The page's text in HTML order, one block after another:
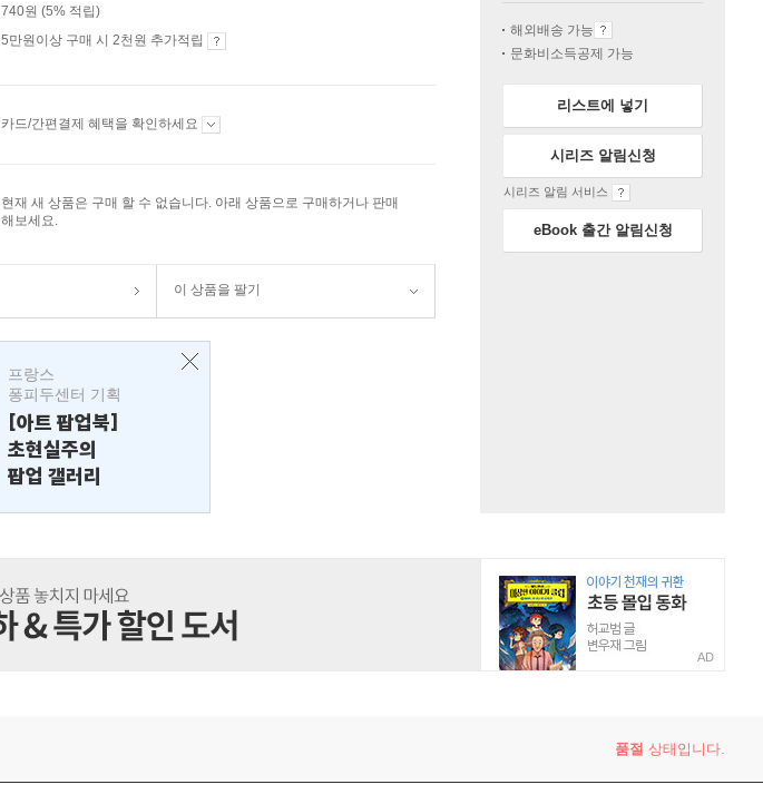
740원 (5% 적립)
5만원이상 구매 시 2천원 추가적립
카드/간편결제 혜택을 확인하세요
현재 새 상품은 구매 할 수 없습니다. 아래 상품으로 구매하거나 판매
해보세요.
이 상품을 팔기
프랑스
퐁피두센터 기획
[아트 팝업북]
초현실주의
팝업 갤러리
해외배송 가능
문화비소득공제 가능
리스트에 넣기
시리즈 알림신청
시리즈 알림 서비스
eBook 출간 알림신청
AD
품절 상태입니다.